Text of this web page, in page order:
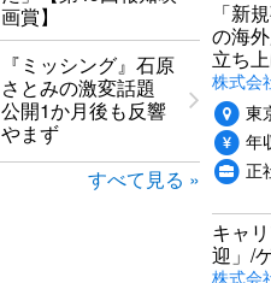
画賞】
『ミッシング』石原
さとみの激変話題
公開1か月後も反響
やまず
すべて見る »
「新
の海
立ち
株式会
東
年
正
キャ
迎」/
株式会